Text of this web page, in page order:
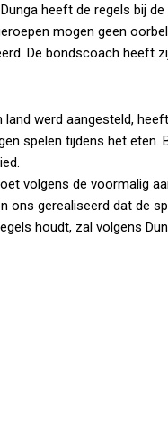
heeft de regels bij
mogen geen
De bondscoach heeft
land werd aangesteld,
spelen tijdens het eten.
volgens de voormalig
ons gerealiseerd dat de
houdt, zal volgens